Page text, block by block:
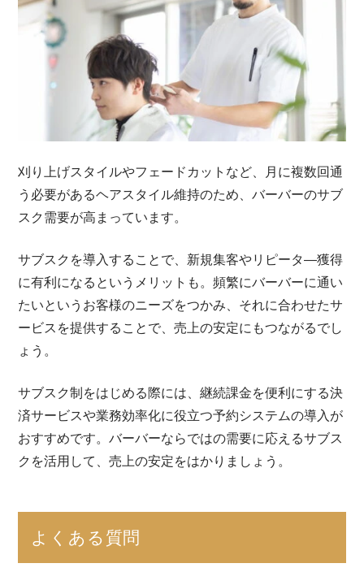
刈り上げスタイルやフェードカットなど、月に複数回通
う必要があるヘアスタイル維持のため、バーバーのサブ
スク需要が高まっています。
サブスクを導入することで、新規集客やリピータ―獲得
に有利になるというメリットも。頻繁にバーバーに通い
たいというお客様のニーズをつかみ、それに合わせたサ
ービスを提供することで、売上の安定にもつながるでし
ょう。
サブスク制をはじめる際には、継続課金を便利にする決
済サービスや業務効率化に役立つ予約システムの導入が
おすすめです。バーバーならではの需要に応えるサブス
クを活用して、売上の安定をはかりましょう。
よくある質問